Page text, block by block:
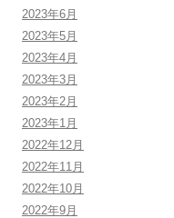
2023年6月
2023年5月
2023年4月
2023年3月
2023年2月
2023年1月
2022年12月
2022年11月
2022年10月
2022年9月